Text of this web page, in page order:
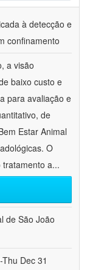
à detecção e
confinamento
a visão
baixo custo e
para avaliação e
de
Estar Animal
O
tratamento a...
de São João
Dec 31